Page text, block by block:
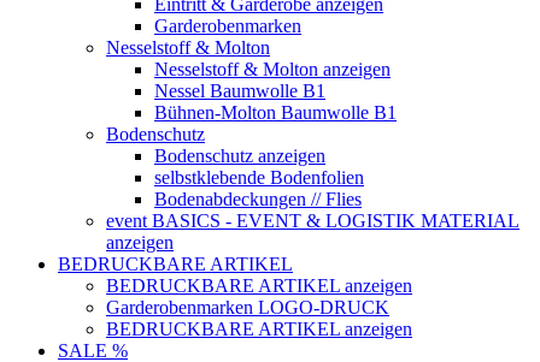
Eintritt & Garderobe anzeigen
Garderobenmarken
Nesselstoff & Molton
Nesselstoff & Molton anzeigen
Nessel Baumwolle B1
Bühnen-Molton Baumwolle B1
Bodenschutz
Bodenschutz anzeigen
selbstklebende Bodenfolien
Bodenabdeckungen // Flies
event BASICS - EVENT & LOGISTIK MATERIAL
anzeigen
BEDRUCKBARE ARTIKEL
BEDRUCKBARE ARTIKEL anzeigen
Garderobenmarken LOGO-DRUCK
BEDRUCKBARE ARTIKEL anzeigen
SALE %